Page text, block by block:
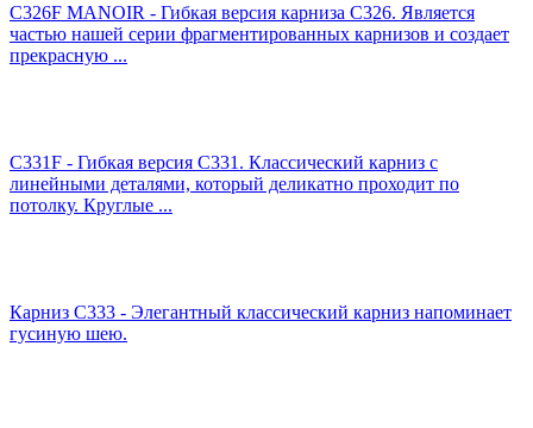
C326F MANOIR - Гибкая версия карниза C326. Является
частью нашей серии фрагментированных карнизов и создает
прекрасную ...
C331F - Гибкая версия C331. Классический карниз с
линейными деталями, который деликатно проходит по
потолку. Круглые ...
Карниз C333 - Элегантный классический карниз напоминает
гусиную шею.